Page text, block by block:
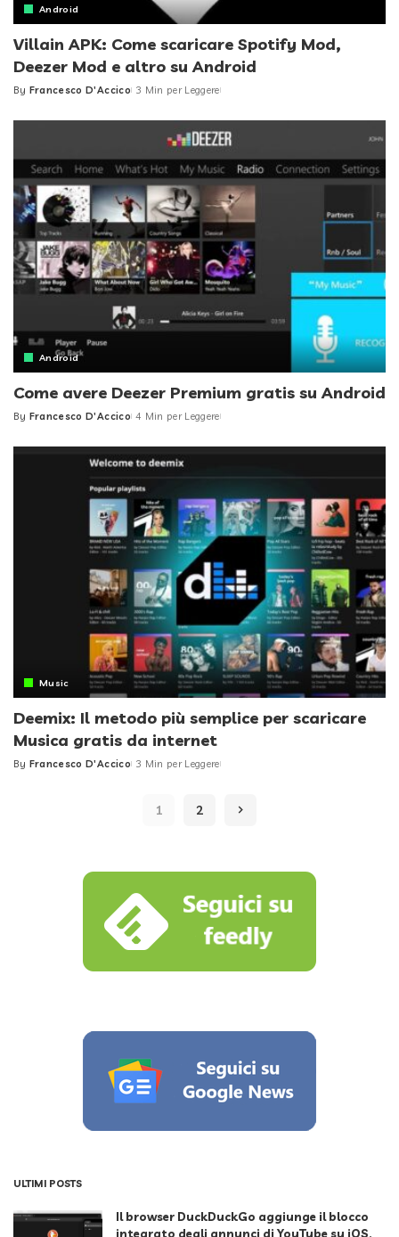
Android
Villain APK: Come scaricare Spotify Mod,
Deezer Mod e altro su Android
Posted
By Francesco D'Accico 3 Min per Leggere
Android
Come avere Deezer Premium gratis su Android
Posted
By Francesco D'Accico 4 Min per Leggere
Music
Deemix: Il metodo più semplice per scaricare
Musica gratis da internet
Posted
By Francesco D'Accico 3 Min per Leggere
1 2
ULTIMI POSTS
Il browser DuckDuckGo aggiunge il blocco
integrato degli annunci di YouTube su iOS,